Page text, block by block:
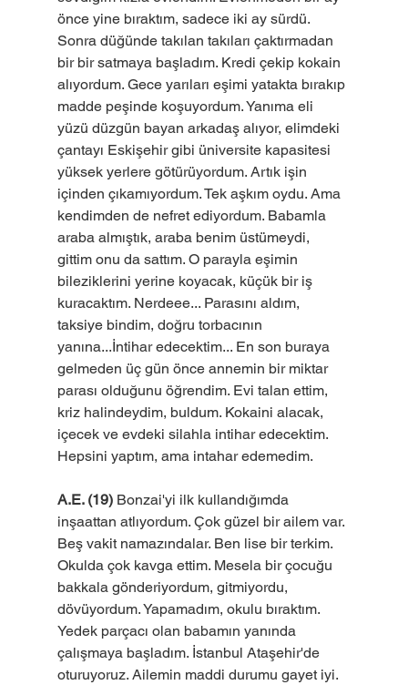
önce yine bıraktım, sadece iki ay sürdü.
Sonra düğünde takılan takıları çaktırmadan
bir bir satmaya başladım. Kredi çekip kokain
alıyordum. Gece yarıları eşimi yatakta bırakıp
madde peşinde koşuyordum. Yanıma eli
yüzü düzgün bayan arkadaş alıyor, elimdeki
çantayı Eskişehir gibi üniversite kapasitesi
yüksek yerlere götürüyordum. Artık işin
içinden çıkamıyordum. Tek aşkım oydu. Ama
kendimden de nefret ediyordum. Babamla
araba almıştık, araba benim üstümeydi,
gittim onu da sattım. O parayla eşimin
bileziklerini yerine koyacak, küçük bir iş
kuracaktım. Nerdeee... Parasını aldım,
taksiye bindim, doğru torbacının
yanına...İntihar edecektim... En son buraya
gelmeden üç gün önce annemin bir miktar
parası olduğunu öğrendim. Evi talan ettim,
kriz halindeydim, buldum. Kokaini alacak,
içecek ve evdeki silahla intihar edecektim.
Hepsini yaptım, ama intahar edemedim.
A.E. (19) Bonzai'yi ilk kullandığımda
inşaattan atlıyordum. Çok güzel bir ailem var.
Beş vakit namazındalar. Ben lise bir terkim.
Okulda çok kavga ettim. Mesela bir çocuğu
bakkala gönderiyordum, gitmiyordu,
dövüyordum. Yapamadım, okulu bıraktım.
Yedek parçacı olan babamın yanında
çalışmaya başladım. İstanbul Ataşehir'de
oturuyoruz. Ailemin maddi durumu gayet iyi.